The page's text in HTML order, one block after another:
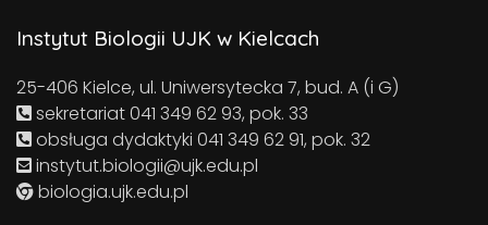
Instytut Biologii UJK w Kielcach
25-406 Kielce, ul. Uniwersytecka 7, bud. A (i G)
sekretariat 041 349 62 93, pok. 33
obsługa dydaktyki 041 349 62 91, pok. 32
instytut.biologii@ujk.edu.pl
biologia.ujk.edu.pl